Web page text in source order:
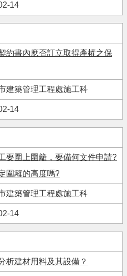
14
約書內應否訂立取得產權之保
建築管理工程處施工科
14
要圍上圍籬，要備何文件申請?
圍籬的高度嗎?
建築管理工程處施工科
14
析建材用料及其設備？